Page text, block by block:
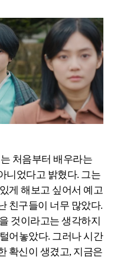
처음부터 배우라는
니었다고 밝혔다. 그는
게 해보고 싶어서 예고
친구들이 너무 많았다.
것이라고는 생각하지
어놓았다. 그러나 시간
확신이 생겼고, 지금은